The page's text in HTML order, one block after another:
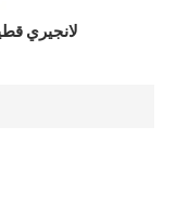
لانجيري